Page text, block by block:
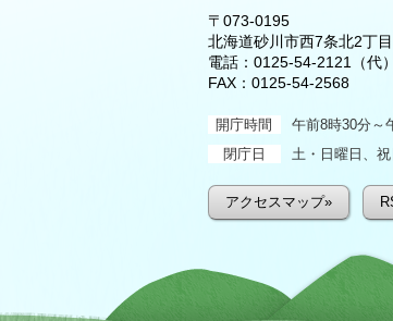
〒073-0195
北海道砂川市西7条北2丁
電話： 0125-54-2121
（代）
FAX：0125-54-2568
開庁時間
午前8時30分～
閉庁日
土・日曜日、祝
アクセスマップ»